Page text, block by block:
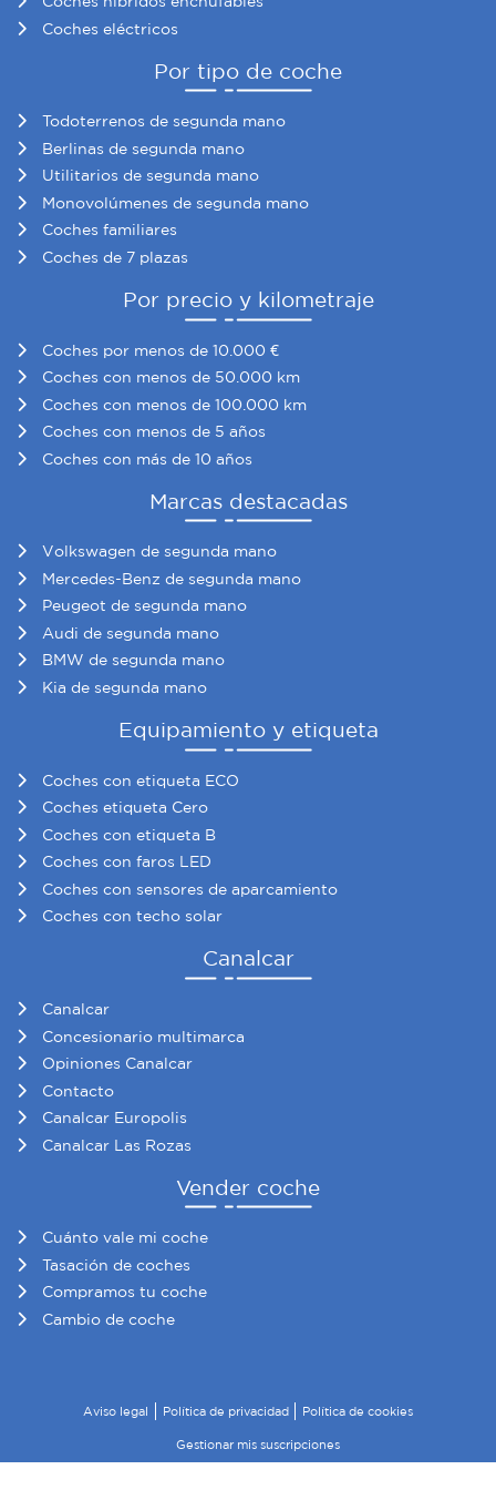
Coches eléctricos
Por tipo de coche
Todoterrenos de segunda mano
Berlinas de segunda mano
Utilitarios de segunda mano
Monovolúmenes de segunda mano
Coches familiares
Coches de 7 plazas
Por precio y kilometraje
Coches por menos de 10.000 €
Coches con menos de 50.000 km
Coches con menos de 100.000 km
Coches con menos de 5 años
Coches con más de 10 años
Marcas destacadas
Volkswagen de segunda mano
Mercedes-Benz de segunda mano
Peugeot de segunda mano
Audi de segunda mano
BMW de segunda mano
Kia de segunda mano
Equipamiento y etiqueta
Coches con etiqueta ECO
Coches etiqueta Cero
Coches con etiqueta B
Coches con faros LED
Coches con sensores de aparcamiento
Coches con techo solar
Canalcar
Canalcar
Concesionario multimarca
Opiniones Canalcar
Contacto
Canalcar Europolis
Canalcar Las Rozas
Vender coche
Cuánto vale mi coche
Tasación de coches
Compramos tu coche
Cambio de coche
Aviso legal Política de privacidad Política de cookies
Gestionar mis suscripciones